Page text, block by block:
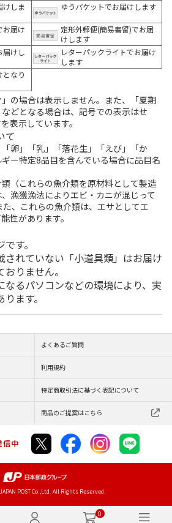
0
けしま
ゆうパケットでお届けします
お届け
定形外郵便(簡易書留)でお届
けします
届けし
レターパックライトでお届け
します
となり
の場合は表示しません。また、「夏期
どとなる場合は、記号での表示はせ
表示しています。
て
卵」「乳」「落花生」「えび」「か
ー特定8品目を含んでいる場合に品目名
（これらの魚介類を原材料として製造
漁獲漁法によりエビ・カニが混じって
、これらの魚介類は、エサとしてエ
性があります。
す。
されていない「小道具類」はお届け
りません。
なるパソコンなどの環境により、実
ます。
よくあるご質問
利用規約
特定商取引法に基づく表記について
商品のご提案はこちら
信中
POST Co.,Ltd. All Rights Reserved.